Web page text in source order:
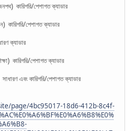
কারিগরি/পেশাগত ক্যাডার
কারিগরি/পেশাগত ক্যাডার
ক্যাডার
কারিগরি/পেশাগত ক্যাডার
এবং কারিগরি/পেশাগত ক্যাডার
page/4bc95017-18d6-412b-8c4f-